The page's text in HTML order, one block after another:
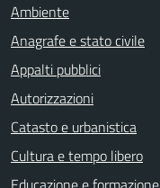
Ambiente
Anagrafe e stato civile
Appalti pubblici
Autorizzazioni
Catasto e urbanistica
Cultura e tempo libero